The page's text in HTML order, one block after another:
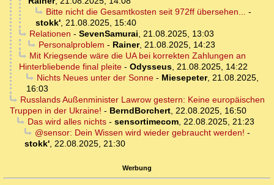
Bitte nicht die Gesamtkosten seit 972ff übersehen... -
stokk', 21.08.2025, 15:40
Relationen - SevenSamurai, 21.08.2025, 13:03
Personalproblem - Rainer, 21.08.2025, 14:23
Mit Kriegsende wäre die UA bei korrekten Zahlungen an
Hinterbliebende final pleite - Odysseus, 21.08.2025, 14:22
Nichts Neues unter der Sonne- Miesepeter, 21.08.2025,
16:03
Russlands Außenminister Lawrow gestern: Keine europäischen
Truppen in der Ukraine! - BerndBorchert, 22.08.2025, 16:50
Das wird alles nichts- sensortimecom, 22.08.2025, 21:23
@sensor: Dein Wissen wird wieder gebraucht werden! -
stokk', 22.08.2025, 21:30
Werbung